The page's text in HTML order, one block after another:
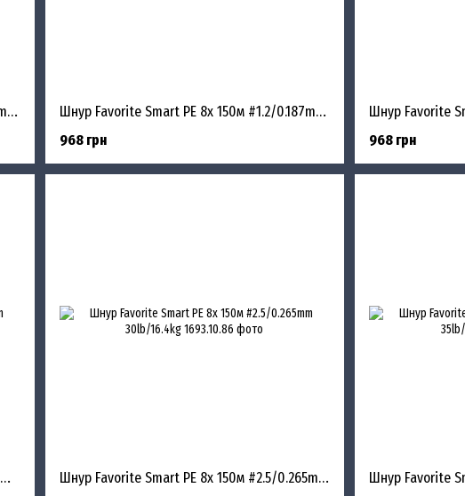
Шнур Favorite Smart PE 8x 150м #0.8/0.153mm 10lb/6.8kg
Шнур Favorite Smart PE 8x 150м #1.2/0.187mm 15lb/9.5kg
968 грн
968 грн
Шнур Favorite Smart PE 8x 150м #2.0/0.242mm 25lb/13.8kg
Шнур Favorite Smart PE 8x 150м #2.5/0.265mm 30lb/16.4kg